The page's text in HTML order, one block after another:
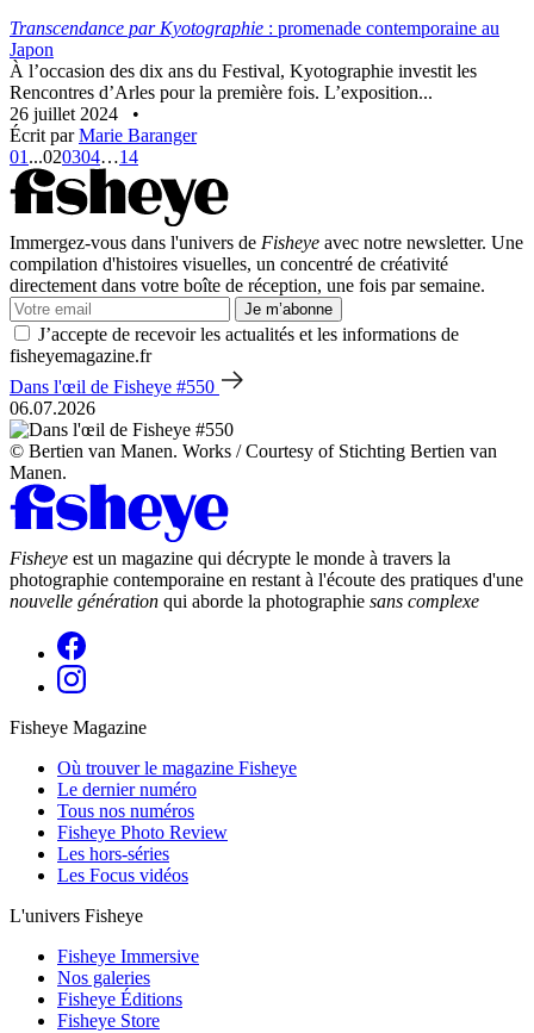
Transcendance par Kyotographie : promenade contemporaine au
Japon
À l’occasion des dix ans du Festival, Kyotographie investit les
Rencontres d’Arles pour la première fois. L’exposition...
26 juillet 2024
•
Écrit parMarie Baranger
01 ...020304…14
Immergez-vous dans l'univers de Fisheye avec notre newsletter. Une
compilation d'histoires visuelles, un concentré de créativité
directement dans votre boîte de réception, une fois par semaine.
Je m’abonne
J’accepte de recevoir les actualités et les informations de
fisheyemagazine.fr
Dans l'œil de Fisheye #550
06.07.2026
© Bertien van Manen. Works / Courtesy of Stichting Bertien van
Manen.
Fisheye est un magazine qui décrypte le monde à travers la
photographie contemporaine en restant à l'écoute des pratiques d'une
nouvelle génération qui aborde la photographie sans complexe
Fisheye Magazine
Où trouver le magazine Fisheye
Le dernier numéro
Tous nos numéros
Fisheye Photo Review
Les hors-séries
Les Focus vidéos
L'univers Fisheye
Fisheye Immersive
Nos galeries
Fisheye Éditions
Fisheye Store